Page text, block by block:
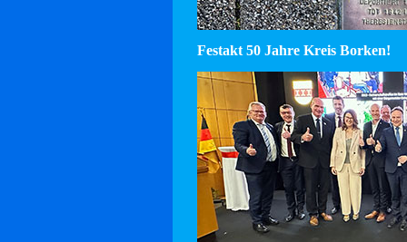
Festakt 50 Jahre Kreis Borken!